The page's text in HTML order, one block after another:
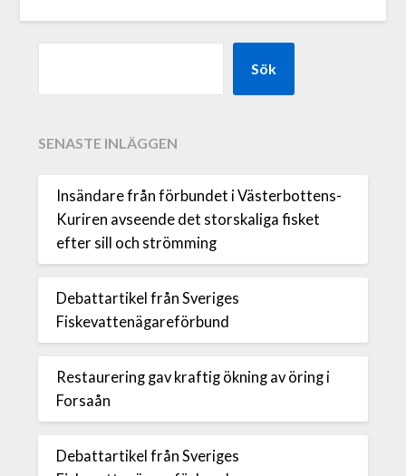
Sök
SENASTE INLÄGGEN
Insändare från förbundet i Västerbottens-
Kuriren avseende det storskaliga fisket
efter sill och strömming
Debattartikel från Sveriges
Fiskevattenägareförbund
Restaurering gav kraftig ökning av öring i
Forsaån
Debattartikel från Sveriges